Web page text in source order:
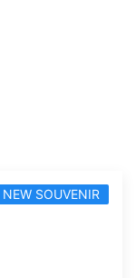
NEW SOUVENIR